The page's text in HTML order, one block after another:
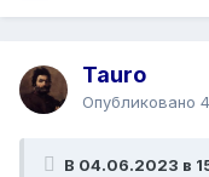
Tauro
Опубликовано
В 04.06.2023 в